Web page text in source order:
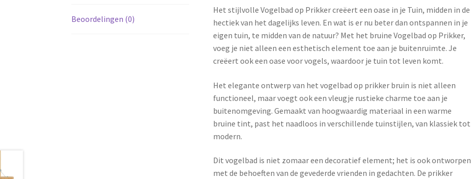
Beoordelingen (0)
Het stijlvolle Vogelbad op Prikker creëert een oase in je Tuin, midden in de
hectiek van het dagelijks leven. En wat is er nu beter dan ontspannen in je
eigen tuin, te midden van de natuur? Met het bruine Vogelbad op Prikker,
voeg je niet alleen een esthetisch element toe aan je buitenruimte. Je
creëert ook een oase voor vogels, waardoor je tuin tot leven komt.
Het elegante ontwerp van het vogelbad op prikker bruin is niet alleen
functioneel, maar voegt ook een vleugje rustieke charme toe aan je
buitenomgeving. Gemaakt van hoogwaardig materiaal in een warme
bruine tint, past het naadloos in verschillende tuinstijlen, van klassiek tot
modern.
Dit vogelbad is niet zomaar een decoratief element; het is ook ontworpen
met de behoeften van de gevederde vrienden in gedachten. De prikker